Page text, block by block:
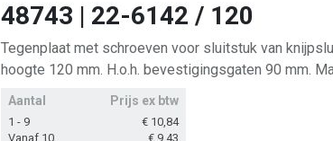
48743 | 22-6142 / 120
Tegenplaat met schroeven voor sluitstuk van
hoogte 120 mm. H.o.h. bevestigingsgaten 90 mm.
Aantal Prijs ex btw
1 - 9 € 10,84
Vanaf 10
€ 9,43